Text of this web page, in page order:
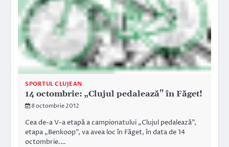
SPORTUL CLUJEAN
14 octombrie: „Clujul pedalează” în Făget!
8 octombrie 2012
Cea de-a V-a etapă a campionatului „Clujul pedalează”,
etapa „Benkoop”, va avea loc în Făget, în data de 14
octombrie.…